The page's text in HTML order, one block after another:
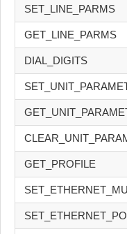
SET_LINE_PARMS
GET_LINE_PARMS
DIAL_DIGITS
GET_PROFILE